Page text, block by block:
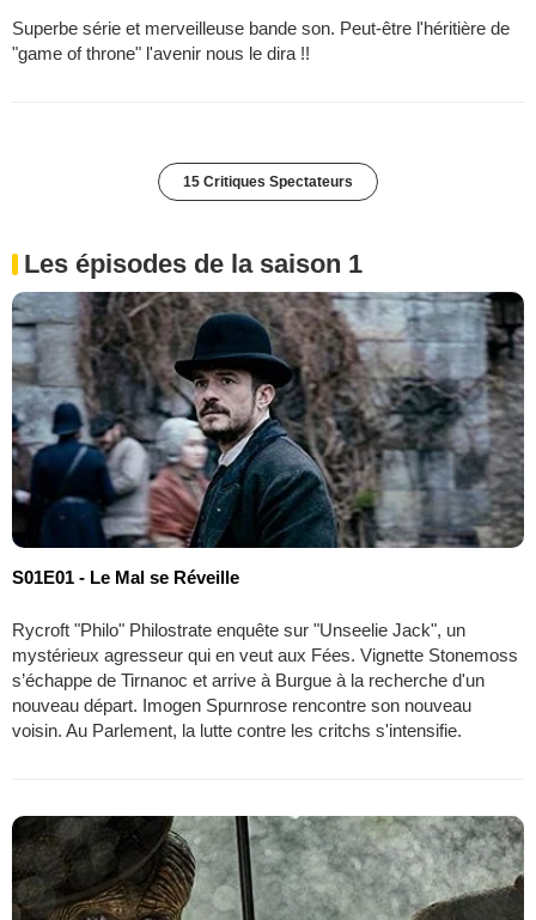
Superbe série et merveilleuse bande son. Peut-être l'héritière de
"game of throne" l'avenir nous le dira !!
15 Critiques Spectateurs
Les épisodes de la saison 1
S01E01 - Le Mal se Réveille
Rycroft "Philo" Philostrate enquête sur "Unseelie Jack", un
mystérieux agresseur qui en veut aux Fées. Vignette Stonemoss
s’échappe de Tirnanoc et arrive à Burgue à la recherche d'un
nouveau départ. Imogen Spurnrose rencontre son nouveau
voisin. Au Parlement, la lutte contre les critchs s'intensifie.